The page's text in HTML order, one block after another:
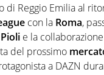
di Reggio Emilia al
con la Roma,
e la
del prossimo
a DAZN